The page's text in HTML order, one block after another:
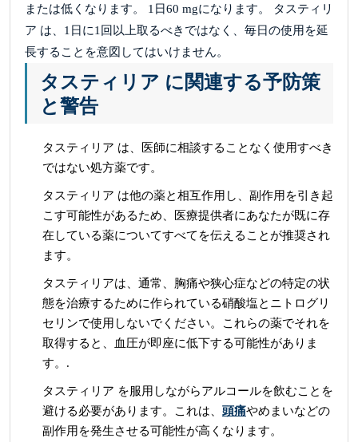
または低くなります。 1日60 mgになります。 タスティリ
ア は、1日に1回以上取るべきではなく、毎日の使用を延
長することを意図してはいけません。
タスティリア に関連する予防策
と警告
タスティリア は、医師に相談することなく使用すべき
ではない処方薬です。
タスティリア は他の薬と相互作用し、副作用を引き起
こす可能性があるため、医療提供者にあなたが既に存
在している薬についてすべてを伝えることが推奨され
ます。
タスティリアは、通常、胸痛や狭心症などの特定の状
態を治療するために作られている硝酸塩とニトログリ
セリンで使用しないでください。これらの薬でそれを
取得すると、血圧が即座に低下する可能性がありま
す。.
タスティリア を服用しながらアルコールを飲むことを
避ける必要があります。これは、 頭痛やめまいなどの
副作用を発生させる可能性が高くなります。